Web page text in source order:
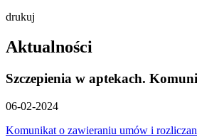
drukuj
Aktualności
Szczepienia w aptekach.
06-02-2024
Komunikat o zawieraniu umów i